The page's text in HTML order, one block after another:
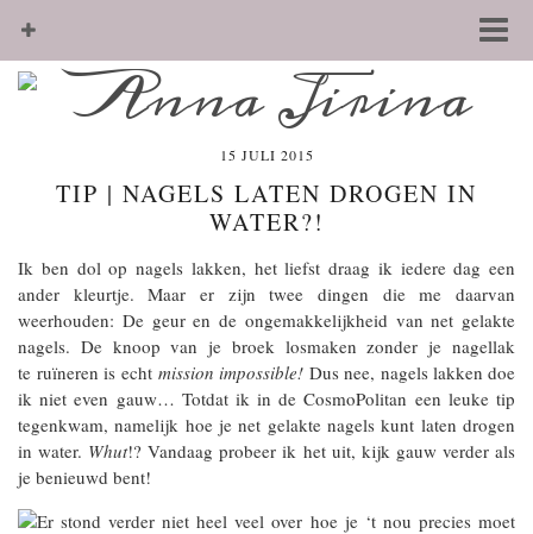
15 JULI 2015
TIP | NAGELS LATEN DROGEN IN
WATER?!
Ik ben dol op nagels lakken, het liefst draag ik iedere dag een
ander kleurtje. Maar er zijn twee dingen die me daarvan
weerhouden: De geur en de ongemakkelijkheid van net gelakte
nagels. De knoop van je broek losmaken zonder je nagellak
te ruïneren is echt mission impossible! Dus nee, nagels lakken doe
ik niet even gauw… Totdat ik in de CosmoPolitan een leuke tip
tegenkwam, namelijk hoe je net gelakte nagels kunt laten drogen
in water. Whut!? Vandaag probeer ik het uit, kijk gauw verder als
je benieuwd bent!
Er stond verder niet heel veel over hoe je ‘t nou precies moet